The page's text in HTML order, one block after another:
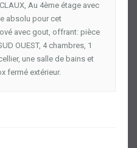
Au 4ème étage avec
absolu pour cet
avec gout, offrant: pièce
OUEST, 4 chambres, 1
une salle de bains et
fermé extérieur.